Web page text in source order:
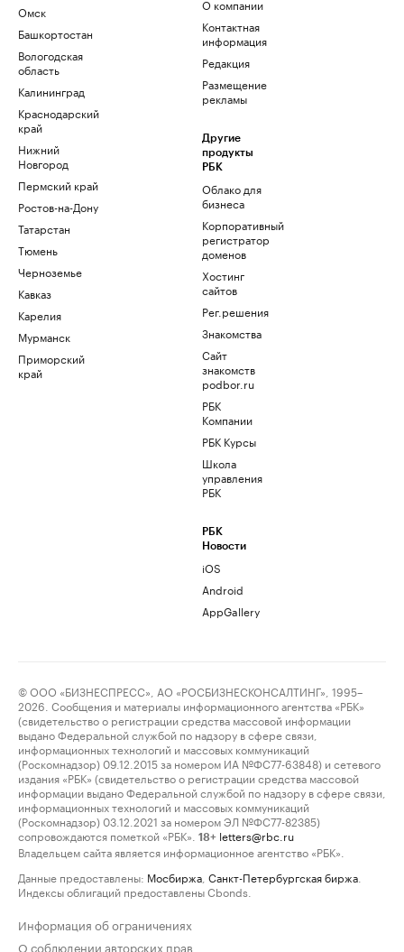
Омск
Башкортостан
Вологодская
область
Калининград
Краснодарский
край
Нижний
Новгород
Пермский край
Ростов-на-Дону
Татарстан
Тюмень
Черноземье
Кавказ
Карелия
Мурманск
Приморский
край
О компании
Контактная
информация
Редакция
Размещение
рекламы
Другие
продукты
РБК
Облако для
бизнеса
Корпоративный
регистратор
доменов
Хостинг
сайтов
Рег.решения
Знакомства
Сайт
знакомств
podbor.ru
РБК
Компании
РБК Курсы
Школа
управления
РБК
РБК
Новости
iOS
Android
AppGallery
© ООО «БИЗНЕСПРЕСС», АО «РОСБИЗНЕСКОНСАЛТИНГ», 1995–
2026. Сообщения и материалы информационного агентства «РБК»
(свидетельство о регистрации средства массовой информации
выдано Федеральной службой по надзору в сфере связи,
информационных технологий и массовых коммуникаций
(Роскомнадзор) 09.12.2015 за номером ИА №ФС77-63848) и сетевого
издания «РБК» (свидетельство о регистрации средства массовой
информации выдано Федеральной службой по надзору в сфере связи,
информационных технологий и массовых коммуникаций
(Роскомнадзор) 03.12.2021 за номером ЭЛ №ФС77-82385)
сопровождаются пометкой «РБК».
18+ letters@rbc.ru
Владельцем сайта является информационное агентство «РБК».
Данные предоставлены: Мосбиржа Санкт-Петербургская биржа
Индексы облигаций предоставлены Cbonds.
Информация об ограничениях
О соблюдении авторских прав